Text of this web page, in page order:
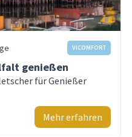
VICOMFORT
genießen
für Genießer
Mehr erfahren